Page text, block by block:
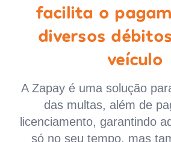
facilita o
diversos
veículo
A Zapay é uma solução
das multas, além de
licenciamento, garantindo
só no seu tempo, mas